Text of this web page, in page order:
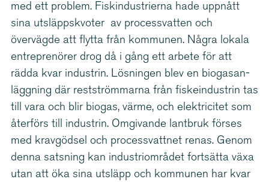
med ett problem. Fiskin­du­strierna hade uppnått
sina utsläppskvoter av processvatten och
övervägde att flytta från kommunen. Några lokala
entreprenörer drog då i gång ett arbete för att
rädda kvar industrin. Lösningen blev en biogas­an­
läggning där restström­marna från fiske­in­du­strin tas
till vara och blir biogas, värme, och elektricitet som
återförs till industrin. Omgivande lantbruk förses
med kravgödsel och process­vattnet renas. Genom
denna satsning kan industri­om­rådet fortsätta växa
utan att öka sina utsläpp och kommunen har kvar